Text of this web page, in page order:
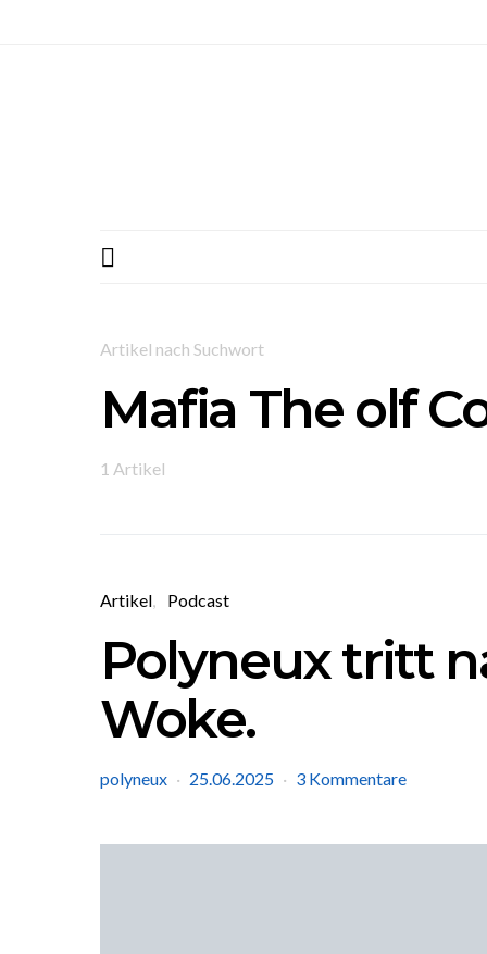
Artikel nach Suchwort
Mafia The olf
1 Artikel
Artikel Podcast
Polyneux tritt
Woke.
polyneux 25.06.2025 3 Kommentare